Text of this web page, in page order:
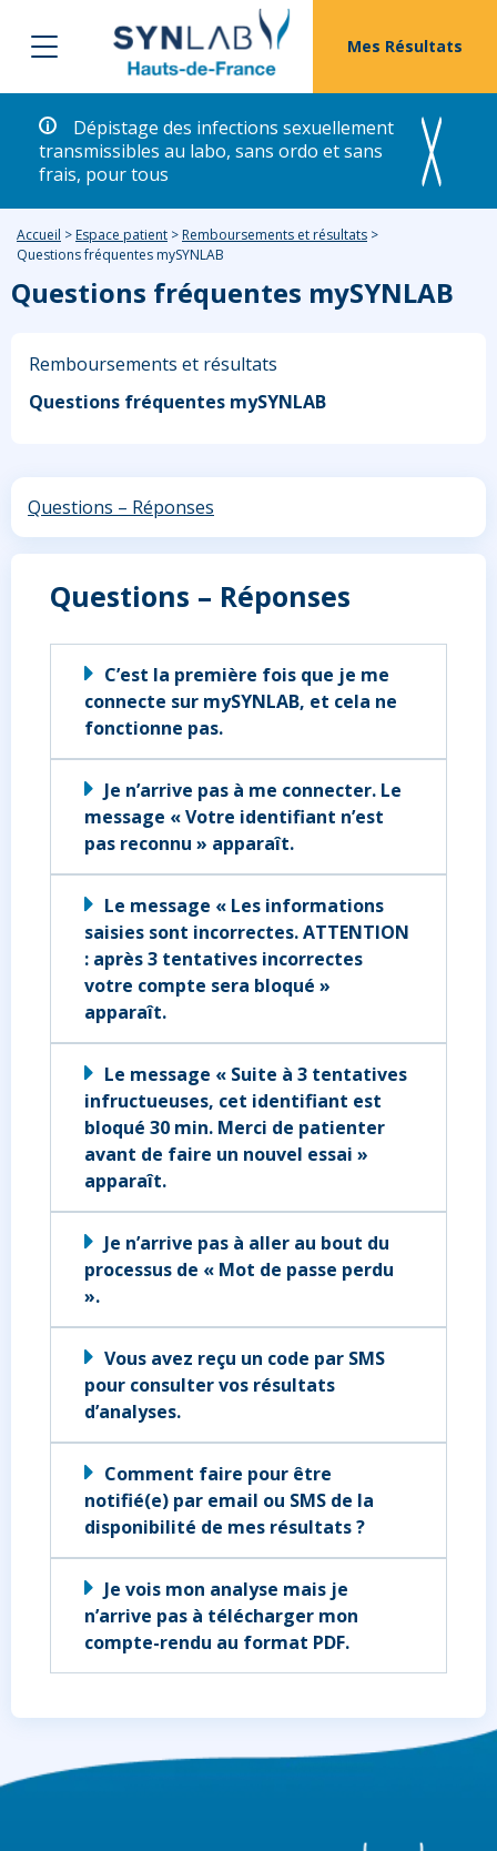
Mes Résultats
Dépistage des infections sexuellement
transmissibles au labo, sans ordo et sans
frais, pour tous
Accueil > Espace patient > Remboursements et résultats >
Questions fréquentes mySYNLAB
Questions fréquentes mySYNLAB
Remboursements et résultats
Questions fréquentes mySYNLAB
Questions – Réponses
Questions – Réponses
C’est la première fois que je me
connecte sur mySYNLAB, et cela ne
fonctionne pas.
Je n’arrive pas à me connecter. Le
message « Votre identifiant n’est
pas reconnu » apparaît.
Le message « Les informations
saisies sont incorrectes. ATTENTION
: après 3 tentatives incorrectes
votre compte sera bloqué »
apparaît.
Le message « Suite à 3 tentatives
infructueuses, cet identifiant est
bloqué 30 min. Merci de patienter
avant de faire un nouvel essai »
apparaît.
Je n’arrive pas à aller au bout du
processus de « Mot de passe perdu
».
Vous avez reçu un code par SMS
pour consulter vos résultats
d’analyses.
Comment faire pour être
notifié(e) par email ou SMS de la
disponibilité de mes résultats ?
Je vois mon analyse mais je
n’arrive pas à télécharger mon
compte-rendu au format PDF.